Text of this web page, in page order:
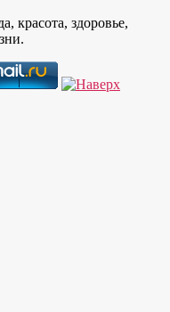
красота, здоровье,